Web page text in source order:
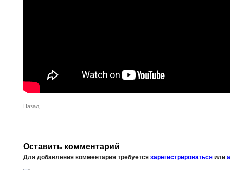
Назад
Оставить комментарий
Для добавления комментария требуется зарегистрироваться или